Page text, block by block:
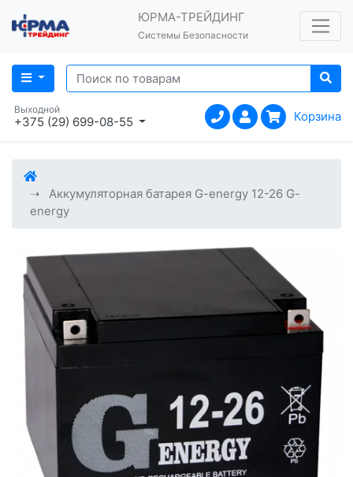
ЮРМА-ТРЕЙДИНГ
Системы Безопасности
Выходной
+375 (29) 699-08-55 Корзина
Аккумуляторная батарея G-energy 12-26 G-
energy